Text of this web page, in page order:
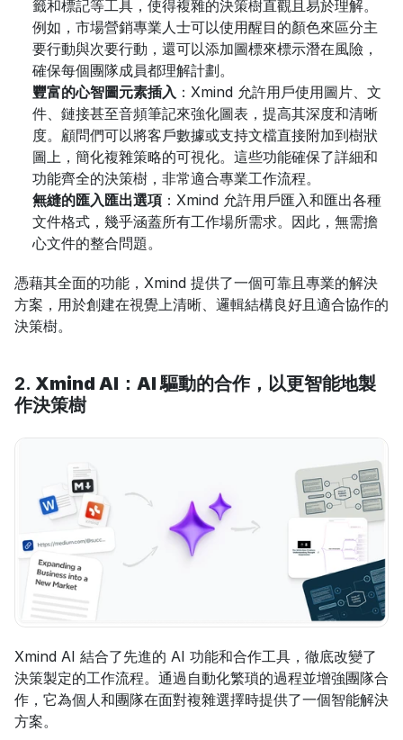
籤和標記等工具，使得複雜的決策樹直觀且易於理解。
例如，市場營銷專業人士可以使用醒目的顏色來區分主
要行動與次要行動，還可以添加圖標來標示潛在風險，
確保每個團隊成員都理解計劃。
豐富的心智圖元素插入 ：Xmind 允許用戶使用圖片、文
件、鏈接甚至音頻筆記來強化圖表，提高其深度和清晰
度。顧問們可以將客戶數據或支持文檔直接附加到樹狀
圖上，簡化複雜策略的可視化。這些功能確保了詳細和
功能齊全的決策樹，非常適合專業工作流程。
無縫的匯入匯出選項 ：Xmind 允許用戶匯入和匯出各種
文件格式，幾乎涵蓋所有工作場所需求。因此，無需擔
心文件的整合問題。
憑藉其全面的功能，Xmind 提供了一個可靠且專業的解決
方案，用於創建在視覺上清晰、邏輯結構良好且適合協作的
決策樹。
2. Xmind AI：AI 驅動的合作，以更智能地製
作決策樹
Xmind AI 結合了先進的 AI 功能和合作工具，徹底改變了
決策製定的工作流程。通過自動化繁瑣的過程並增強團隊合
作，它為個人和團隊在面對複雜選擇時提供了一個智能解決
方案。